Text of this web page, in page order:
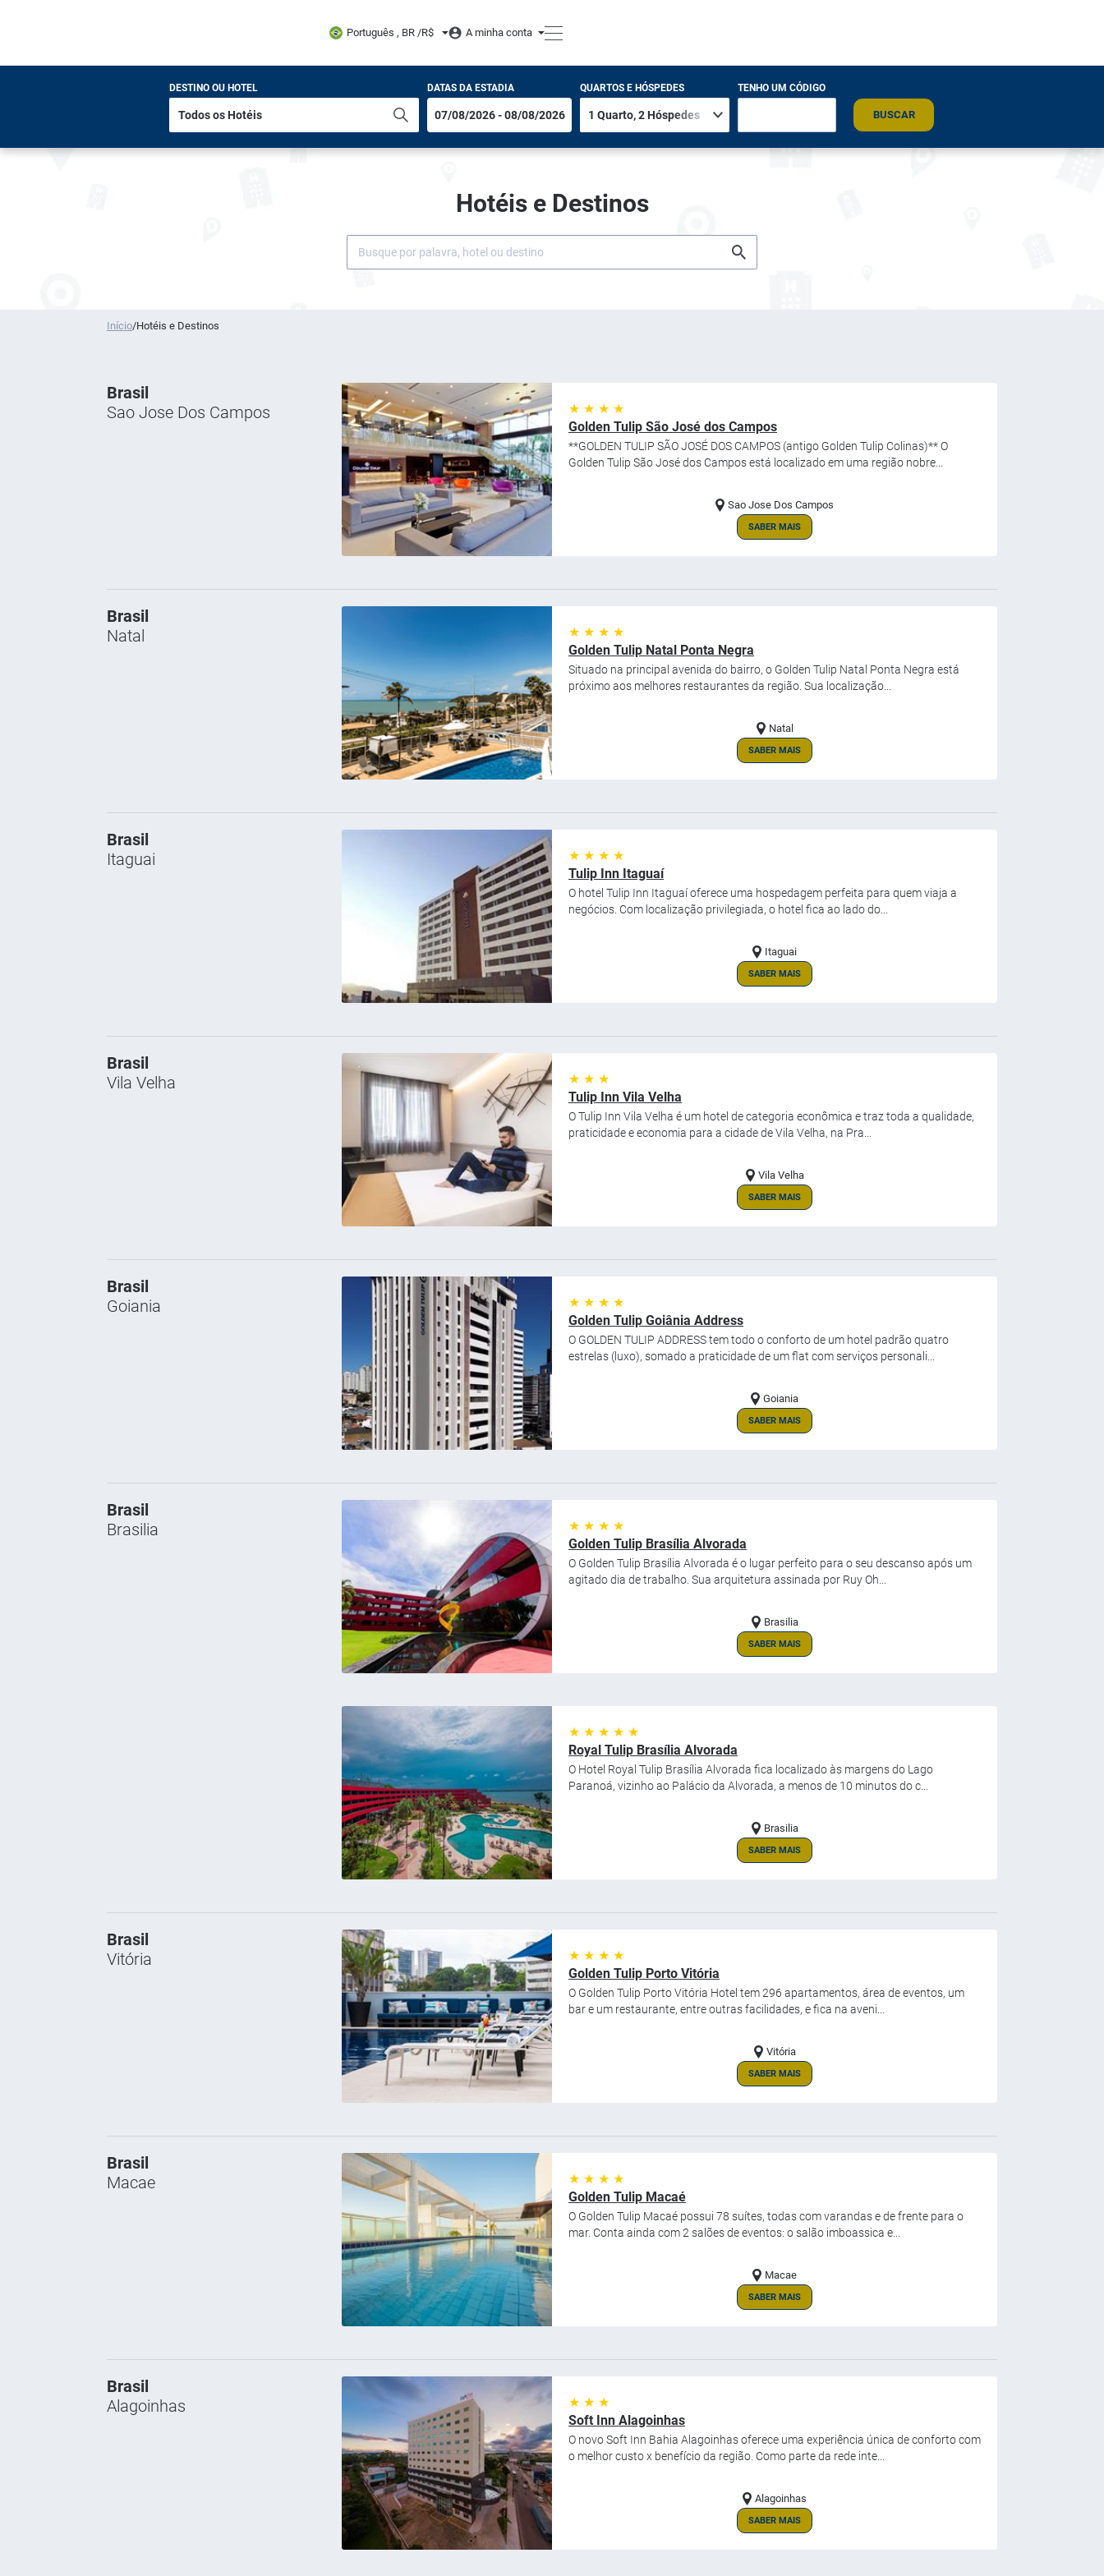
Português , BR /R$ A minha conta
DESTINO OU HOTEL DATAS DA ESTADIA QUARTOS E HÓSPEDES TENHO UM CÓDIGO
BUSCAR
Hotéis e Destinos
Início/Hotéis e Destinos
Brasil
Sao Jose Dos Campos
★ ★ ★ ★
Golden Tulip São José dos Campos
**GOLDEN TULIP SÃO JOSÉ DOS CAMPOS (antigo Golden Tulip Colinas)** O
Golden Tulip São José dos Campos está localizado em uma região nobre...
Sao Jose Dos Campos
SABER MAIS
Brasil
Natal
★ ★ ★ ★
Golden Tulip Natal Ponta Negra
Situado na principal avenida do bairro, o Golden Tulip Natal Ponta Negra está
próximo aos melhores restaurantes da região. Sua localização...
Natal
SABER MAIS
Brasil
Itaguai
★ ★ ★ ★
Tulip Inn Itaguaí
O hotel Tulip Inn Itaguaí oferece uma hospedagem perfeita para quem viaja a
negócios. Com localização privilegiada, o hotel fica ao lado do...
Itaguai
SABER MAIS
Brasil
Vila Velha
★ ★ ★
Tulip Inn Vila Velha
O Tulip Inn Vila Velha é um hotel de categoria econômica e traz toda a qualidade,
praticidade e economia para a cidade de Vila Velha, na Pra...
Vila Velha
SABER MAIS
Brasil
Goiania
★ ★ ★ ★
Golden Tulip Goiânia Address
O GOLDEN TULIP ADDRESS tem todo o conforto de um hotel padrão quatro
estrelas (luxo), somado a praticidade de um flat com serviços personali...
Goiania
SABER MAIS
Brasil
Brasilia
★ ★ ★ ★
Golden Tulip Brasília Alvorada
O Golden Tulip Brasília Alvorada é o lugar perfeito para o seu descanso após um
agitado dia de trabalho. Sua arquitetura assinada por Ruy Oh...
Brasilia
SABER MAIS
★ ★ ★ ★ ★
Royal Tulip Brasília Alvorada
O Hotel Royal Tulip Brasília Alvorada fica localizado às margens do Lago
Paranoá, vizinho ao Palácio da Alvorada, a menos de 10 minutos do c...
Brasilia
SABER MAIS
Brasil
Vitória
★ ★ ★ ★
Golden Tulip Porto Vitória
O Golden Tulip Porto Vitória Hotel tem 296 apartamentos, área de eventos, um
bar e um restaurante, entre outras facilidades, e fica na aveni...
Vitória
SABER MAIS
Brasil
Macae
★ ★ ★ ★
Golden Tulip Macaé
O Golden Tulip Macaé possui 78 suítes, todas com varandas e de frente para o
mar. Conta ainda com 2 salões de eventos: o salão imboassica e...
Macae
SABER MAIS
Brasil
Alagoinhas
★ ★ ★
Soft Inn Alagoinhas
O novo Soft Inn Bahia Alagoinhas oferece uma experiência única de conforto com
o melhor custo x benefício da região. Como parte da rede inte...
Alagoinhas
SABER MAIS